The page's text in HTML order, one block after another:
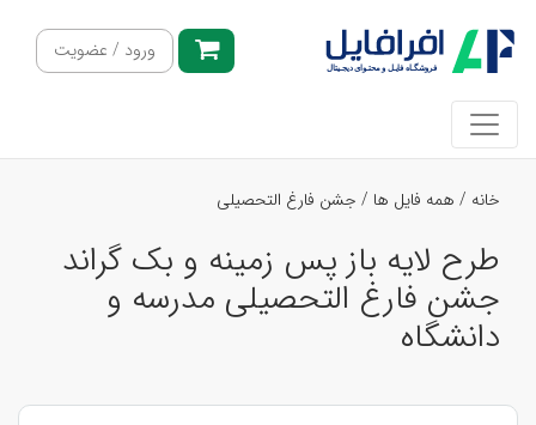
ورود / عضویت
خانه / همه فایل ها / جشن فارغ التحصیلی
طرح لایه باز پس زمینه و بک گراند
جشن فارغ التحصیلی مدرسه و
دانشگاه